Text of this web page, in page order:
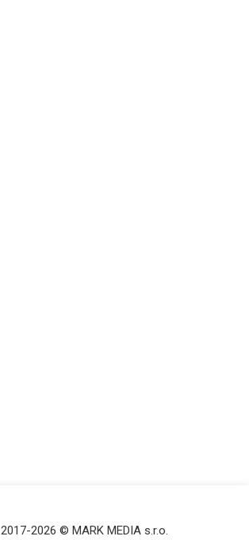
2017-2026 © MARK MEDIA s.r.o.